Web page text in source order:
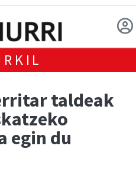
taldeak
egin du